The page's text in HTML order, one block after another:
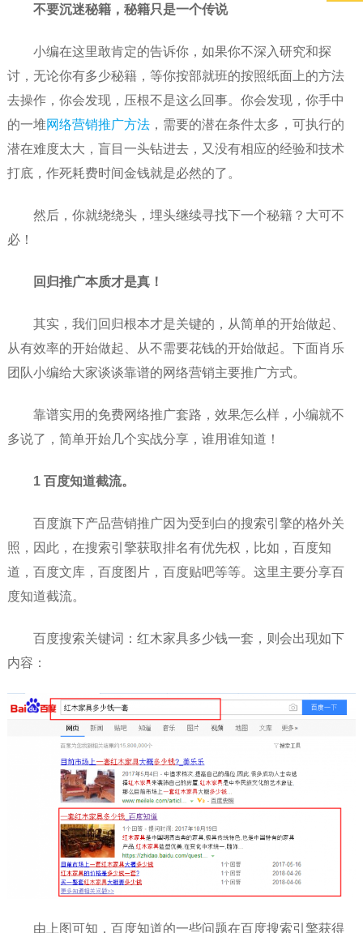
不要沉迷秘籍，秘籍只是一个传说
小编在这里敢肯定的告诉你，如果你不深入研究和探
讨，无论你有多少秘籍，等你按部就班的按照纸面上的方法
去操作，你会发现，压根不是这么回事。你会发现，你手中
的一堆网络营销推广方法，需要的潜在条件太多，可执行的
潜在难度太大，盲目一头钻进去，又没有相应的经验和技术
打底，作死耗费时间金钱就是必然的了。
然后，你就绕绕头，埋头继续寻找下一个秘籍？大可不
必！
回归推广本质才是真！
其实，我们回归根本才是关键的，从简单的开始做起、
从有效率的开始做起、从不需要花钱的开始做起。下面肖乐
团队小编给大家谈谈靠谱的网络营销主要推广方式。
靠谱实用的免费网络推广套路，效果怎么样，小编就不
多说了，简单开始几个实战分享，谁用谁知道！
1 百度知道截流。
百度旗下产品营销推广因为受到白的搜索引擎的格外关
照，因此，在搜索引擎获取排名有优先权，比如，百度知
道，百度文库，百度图片，百度贴吧等等。这里主要分享百
度知道截流。
百度搜索关键词：红木家具多少钱一套，则会出现如下
内容：
由上图可知，百度知道的一些问题在百度搜索引擎获得